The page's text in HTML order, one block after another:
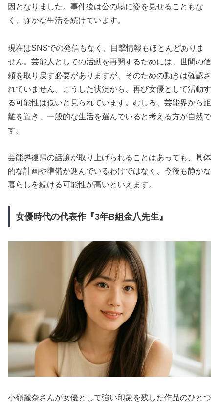
因となりました。事件後は公の場に姿を見せることもな
く、静かな生活を続けています。
現在はSNSでの発信もなく、目撃情報もほとんどありま
せん。芸能人としての活動を再開するためには、世間の信
頼を取り戻す必要がありますが、そのための動きは確認さ
れていません。こうした状況から、再び女優として活動す
る可能性は低いと見られています。むしろ、芸能界から距
離を置き、一般的な生活を選んでいると考える方が自然で
す。
芸能界復帰の話題が取り上げられることはあっても、具体
的な計画や準備が進んでいるわけではなく、今後も静かな
暮らしを続ける可能性が高いといえます。
女優時代の代表作『3年B組金八先生』
小嶺麗奈さんが女優として強い印象を残した作品のひとつ